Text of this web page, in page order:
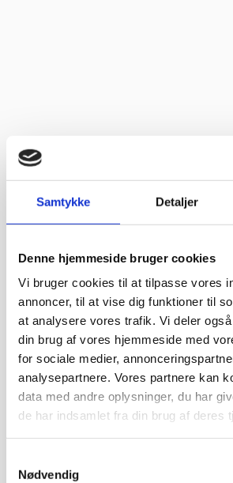
Samtykke Detaljer
Denne hjemmeside bruger cookies
Vi bruger cookies til at tilpasse vores
annoncer, til at vise dig funktioner til
at analysere vores trafik. Vi deler
din brug af vores hjemmeside med
for sociale medier,
analysepartnere. Vores partnere kan
data med andre oplysninger, du har
de har indsamlet fra din brug af deres
Nødvendig